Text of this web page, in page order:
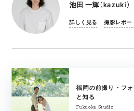
池田 一輝（kazuki）
詳しく見る 撮影レポー
福岡の前撮り・フ
と知る
Fukuoka Studio